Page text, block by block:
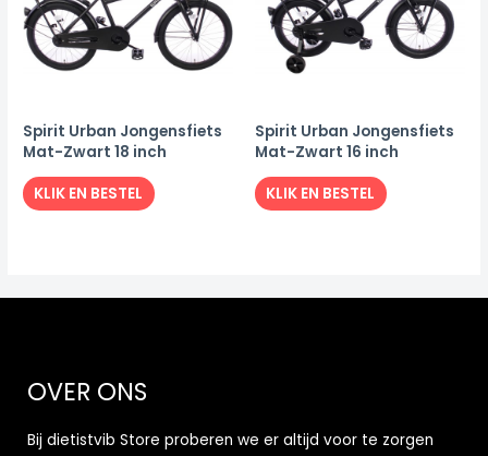
Spirit Urban Jongensfiets
Mat-Zwart 18 inch
KLIK EN BESTEL
Spirit Urban Jongensfiets
Mat-Zwart 16 inch
KLIK EN BESTEL
OVER ONS
Bij dietistvib Store proberen we er altijd voor te zorgen